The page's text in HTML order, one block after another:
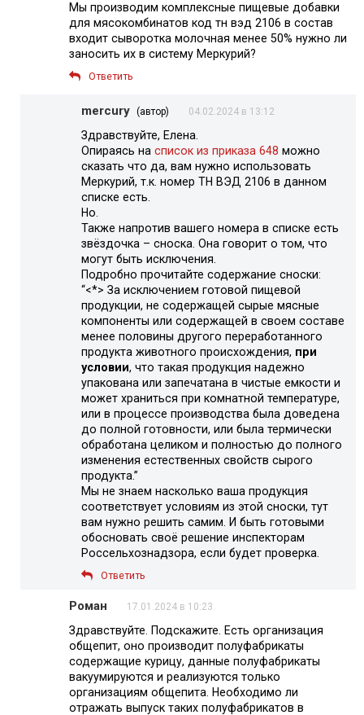
Мы производим комплексные пищевые добавки
для мясокомбинатов код тн вэд 2106 в состав
входит сыворотка молочная менее 50% нужно ли
заносить их в систему Меркурий?
Ответить
mercury (автор) 04.02.2024 в 13:12
Здравствуйте, Елена.
Опираясь на список из приказа 648 можно
сказать что да, вам нужно использовать
Меркурий, т.к. номер ТН ВЭД 2106 в данном
списке есть.
Но.
Также напротив вашего номера в списке есть
звёздочка – сноска. Она говорит о том, что
могут быть исключения.
Подробно прочитайте содержание сноски:
“<*> За исключением готовой пищевой
продукции, не содержащей сырые мясные
компоненты или содержащей в своем составе
менее половины другого переработанного
продукта животного происхождения, при
условии, что такая продукция надежно
упакована или запечатана в чистые емкости и
может храниться при комнатной температуре,
или в процессе производства была доведена
до полной готовности, или была термически
обработана целиком и полностью до полного
изменения естественных свойств сырого
продукта.”
Мы не знаем насколько ваша продукция
соответствует условиям из этой сноски, тут
вам нужно решить самим. И быть готовыми
обосновать своё решение инспекторам
Россельхознадзора, если будет проверка.
Ответить
Роман 17.01.2024 в 10:23
Здравствуйте. Подскажите. Есть организация
общепит, оно производит полуфабрикаты
содержащие курицу, данные полуфабрикаты
вакуумируются и реализуются только
организациям общепита. Необходимо ли
отражать выпуск таких полуфабрикатов в